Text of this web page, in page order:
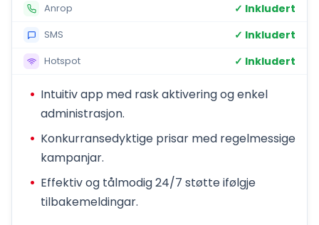
Anrop ✓ Inkludert
SMS ✓ Inkludert
Hotspot ✓ Inkludert
Intuitiv app med rask aktivering og enkel
administrasjon.
Konkurransedyktige prisar med regelmessige
kampanjar.
Effektiv og tålmodig 24/7 støtte ifølgje
tilbakemeldingar.